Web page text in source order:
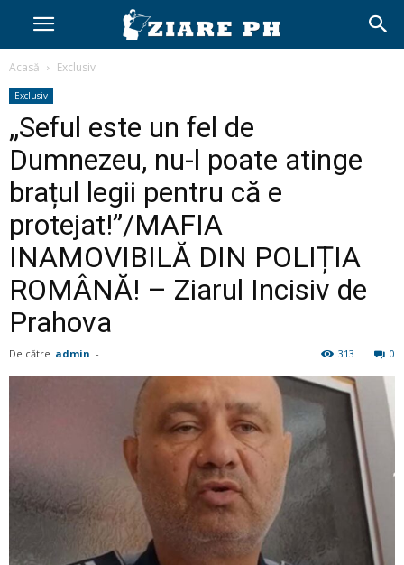
Acasă Exclusiv
Exclusiv
„Seful este un fel de
Dumnezeu, nu-l poate atinge
brațul legii pentru că e
protejat!”/MAFIA
INAMOVIBILĂ DIN POLIȚIA
ROMÂNĂ! – Ziarul Incisiv de
Prahova
De către admin - 0
313